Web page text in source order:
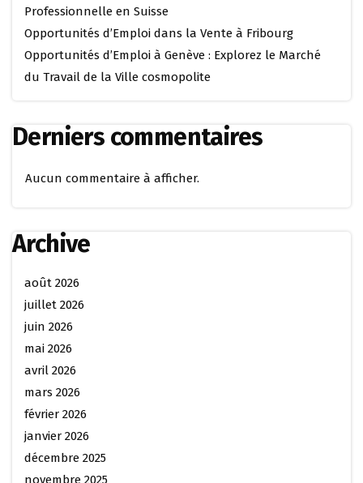
Professionnelle en Suisse
Opportunités d’Emploi dans la Vente à Fribourg
Opportunités d’Emploi à Genève : Explorez le Marché
du Travail de la Ville cosmopolite
Derniers commentaires
Aucun commentaire à afficher.
Archive
août 2026
juillet 2026
juin 2026
mai 2026
avril 2026
mars 2026
février 2026
janvier 2026
décembre 2025
novembre 2025